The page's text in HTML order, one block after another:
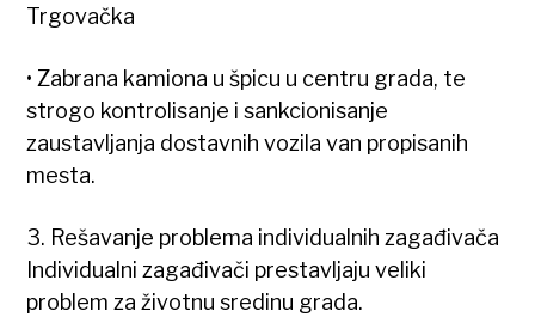
Trgovačka
• Zabrana kamiona u špicu u centru grada, te
strogo kontrolisanje i sankcionisanje
zaustavljanja dostavnih vozila van propisanih
mesta.
3. Rešavanje problema individualnih zagađivača
Individualni zagađivači prestavljaju veliki
problem za životnu sredinu grada.